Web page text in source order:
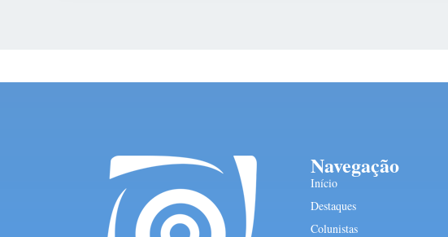
Navegação
Início
Destaques
Colunistas